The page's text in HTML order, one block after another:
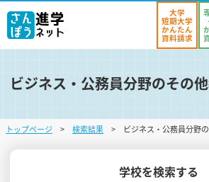
ログイン
・登録
気
学校を探す
オープンキャンパスを探す
大学
短期大学
かんたん
資料請求
ビジネス・公務員分野のその
トップページ 検索結果 ビジネス・公務員分野
学校を検索する